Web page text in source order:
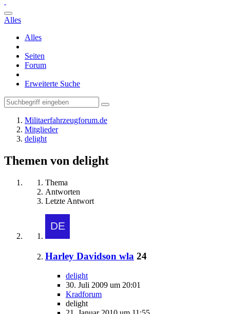
Alles
Alles
Seiten
Forum
Erweiterte Suche
Militaerfahrzeugforum.de
Mitglieder
delight
Themen von delight
Thema
Antworten
Letzte Antwort
Harley Davidson wla 24
delight
30. Juli 2009 um 20:01
Kradforum
delight